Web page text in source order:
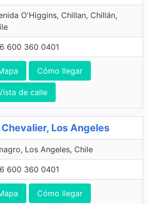
O'Higgins, Chillan, Chillán,
600 360 0401
Cómo llegar
de calle
Los Angeles
Los Angeles, Chile
600 360 0401
Cómo llegar